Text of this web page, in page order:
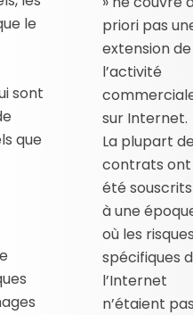
le
sont
que
priori pas
extension de
l’activité
sur Internet.
La plupart
contrats ont
été souscrits
à une
où les
spécifiques
l’Internet
n’étaient